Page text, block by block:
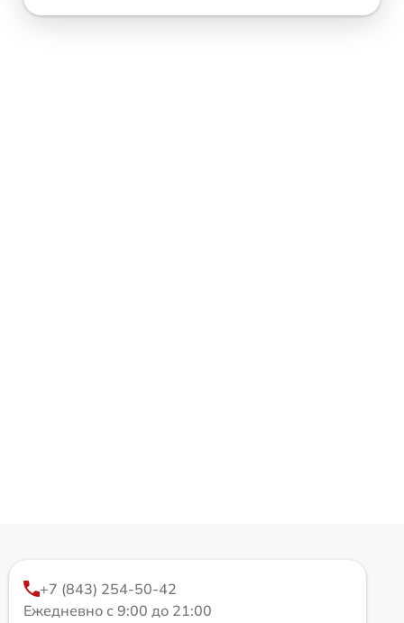
+7 (843) 254-50-42
Ежедневно с 9:00 до 21:00